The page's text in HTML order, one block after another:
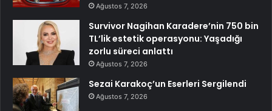
Ağustos 7, 2026
Survivor Nagihan Karadere’nin 750 bin
TL’lik estetik operasyonu: Yaşadığı
zorlu süreci anlattı
Ağustos 7, 2026
Sezai Karakoç’un Eserleri Sergilendi
Ağustos 7, 2026